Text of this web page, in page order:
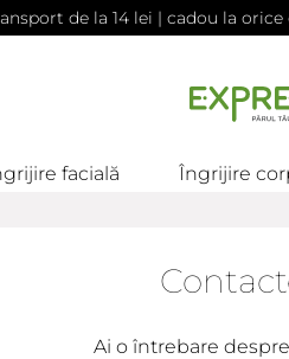
de la 14 lei | cadou la
facială Îngrijire
Ai o întrebare